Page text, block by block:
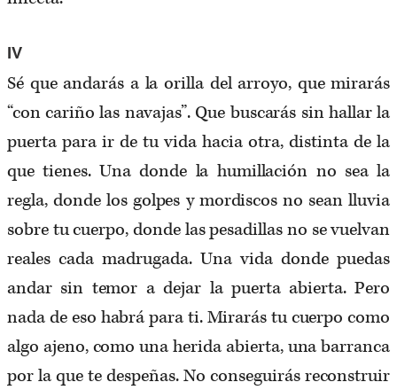
IV
Sé que andarás a la orilla del arroyo, que mirarás
“con cariño las navajas”. Que buscarás sin hallar la
puerta para ir de tu vida hacia otra, distinta de la
que tienes. Una donde la humillación no sea la
regla, donde los golpes y mordiscos no sean lluvia
sobre tu cuerpo, donde las pesadillas no se vuelvan
reales cada madrugada. Una vida donde puedas
andar sin temor a dejar la puerta abierta. Pero
nada de eso habrá para ti. Mirarás tu cuerpo como
algo ajeno, como una herida abierta, una barranca
por la que te despeñas. No conseguirás reconstruir